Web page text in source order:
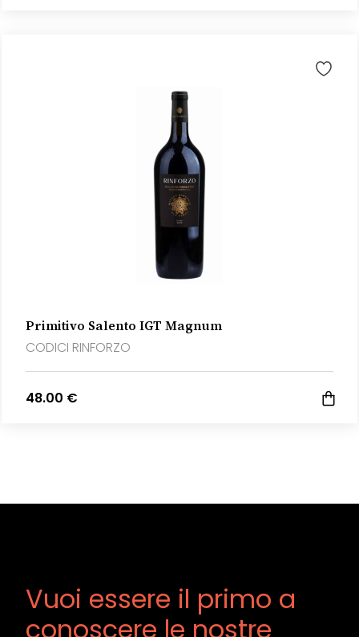
Primitivo Salento IGT Magnum
CODICI RINFORZO
48.00 €
Vuoi essere il primo a
conoscere le nostre